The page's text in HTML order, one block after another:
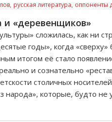
русская литература, оппоненты
и «деревенщиков»
сложилась, как ни
годы», когда
итогом её стало
и сознательно
столичных
народа», которые, будто не